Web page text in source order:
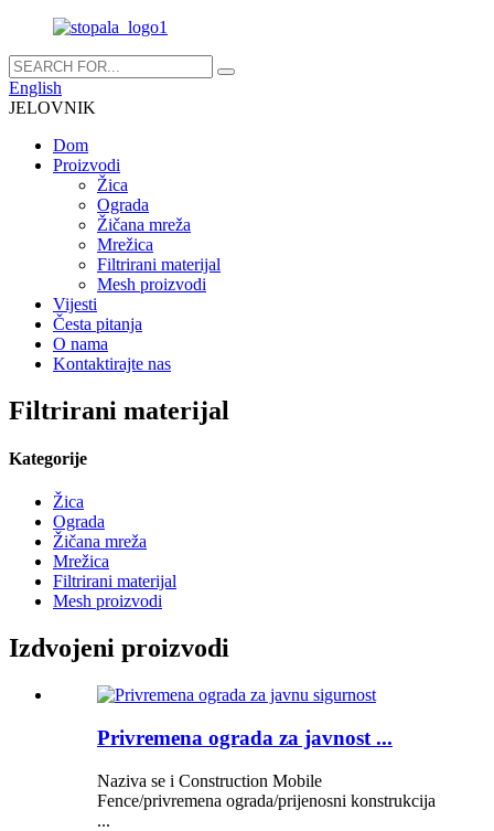
English
JELOVNIK
Dom
Proizvodi
Žica
Ograda
Žičana mreža
Mrežica
Filtrirani materijal
Mesh proizvodi
Vijesti
Česta pitanja
O nama
Kontaktirajte nas
Filtrirani materijal
Kategorije
Žica
Ograda
Žičana mreža
Mrežica
Filtrirani materijal
Mesh proizvodi
Izdvojeni proizvodi
Privremena ograda za javnost ...
Naziva se i Construction Mobile
Fence/privremena ograda/prijenosni konstrukcija
...